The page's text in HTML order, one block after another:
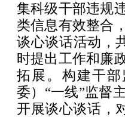
集科级干部违规
类信息有效整合
谈心谈话活动，
时提出工作和廉
拓展。构建干
委）“一线”监督
开展谈心谈话，